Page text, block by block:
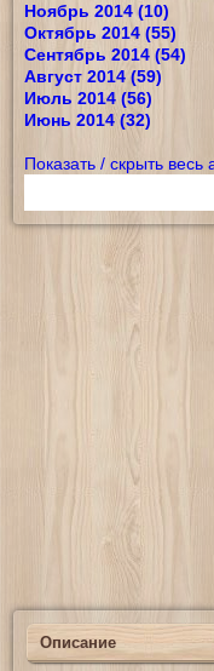
Ноябрь 2014 (10)
Октябрь 2014 (55)
Сентябрь 2014 (54)
Август 2014 (59)
Июль 2014 (56)
Июнь 2014 (32)
Показать / скрыть весь
Описание